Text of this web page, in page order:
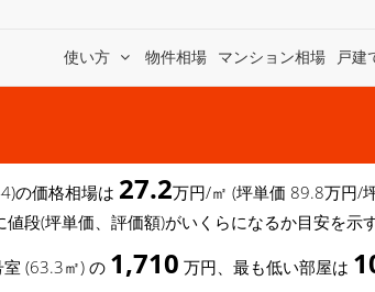
使い方 物件相場 マンション相場 戸建
の価格相場は 27.2万円/㎡ (坪単価 89.8万円/
段(坪単価、評価額)がいくらになるか目安を示
室 (63.3㎡) の 1,710 万円、最も低い部屋は